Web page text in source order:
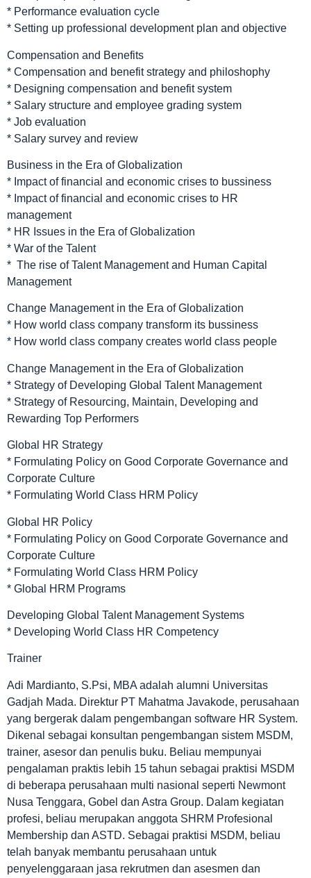
* Performance evaluation cycle
* Setting up professional development plan and objective
Compensation and Benefits
* Compensation and benefit strategy and philoshophy
* Designing compensation and benefit system
* Salary structure and employee grading system
* Job evaluation
* Salary survey and review
Business in the Era of Globalization
* Impact of financial and economic crises to bussiness
* Impact of financial and economic crises to HR
management
* HR Issues in the Era of Globalization
* War of the Talent
* The rise of Talent Management and Human Capital
Management
Change Management in the Era of Globalization
* How world class company transform its bussiness
* How world class company creates world class people
Change Management in the Era of Globalization
* Strategy of Developing Global Talent Management
* Strategy of Resourcing, Maintain, Developing and
Rewarding Top Performers
Global HR Strategy
* Formulating Policy on Good Corporate Governance and
Corporate Culture
* Formulating World Class HRM Policy
Global HR Policy
* Formulating Policy on Good Corporate Governance and
Corporate Culture
* Formulating World Class HRM Policy
* Global HRM Programs
Developing Global Talent Management Systems
* Developing World Class HR Competency
Trainer
Adi Mardianto, S.Psi, MBA adalah alumni Universitas
Gadjah Mada. Direktur PT Mahatma Javakode, perusahaan
yang bergerak dalam pengembangan software HR System.
Dikenal sebagai konsultan pengembangan sistem MSDM,
trainer, asesor dan penulis buku. Beliau mempunyai
pengalaman praktis lebih 15 tahun sebagai praktisi MSDM
di beberapa perusahaan multi nasional seperti Newmont
Nusa Tenggara, Gobel dan Astra Group. Dalam kegiatan
profesi, beliau merupakan anggota SHRM Profesional
Membership dan ASTD. Sebagai praktisi MSDM, beliau
telah banyak membantu perusahaan untuk
penyelenggaraan jasa rekrutmen dan asesmen dan